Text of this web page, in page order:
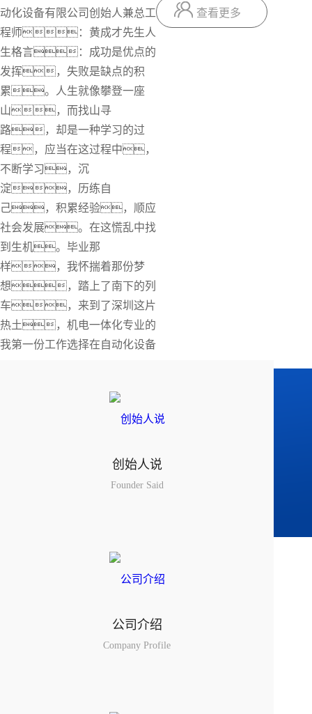
动化设备有限公司创始人兼总工
程师：黄成才先生人
生格言：成功是优点的
发挥，失败是缺点的积
累。人生就像攀登一座
山，而找山寻
路，却是一种学习的过
程，应当在这过程中，
不断学习，沉
淀，历练自
己，积累经验，顺应
社会发展。在这慌乱中找
到生机。毕业那
样，我怀揣着那份梦
想，踏上了南下的列
车，来到了深圳这片
热土，机电一体化专业的
我第一份工作选择在自动化设备
查看更多
创始人说
Founder Said
公司介绍
Company Profile